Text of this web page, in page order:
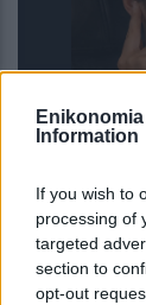
Enikonomia
Information
If you wish to
processing of
targeted
section to
opt-out
Το Νο1